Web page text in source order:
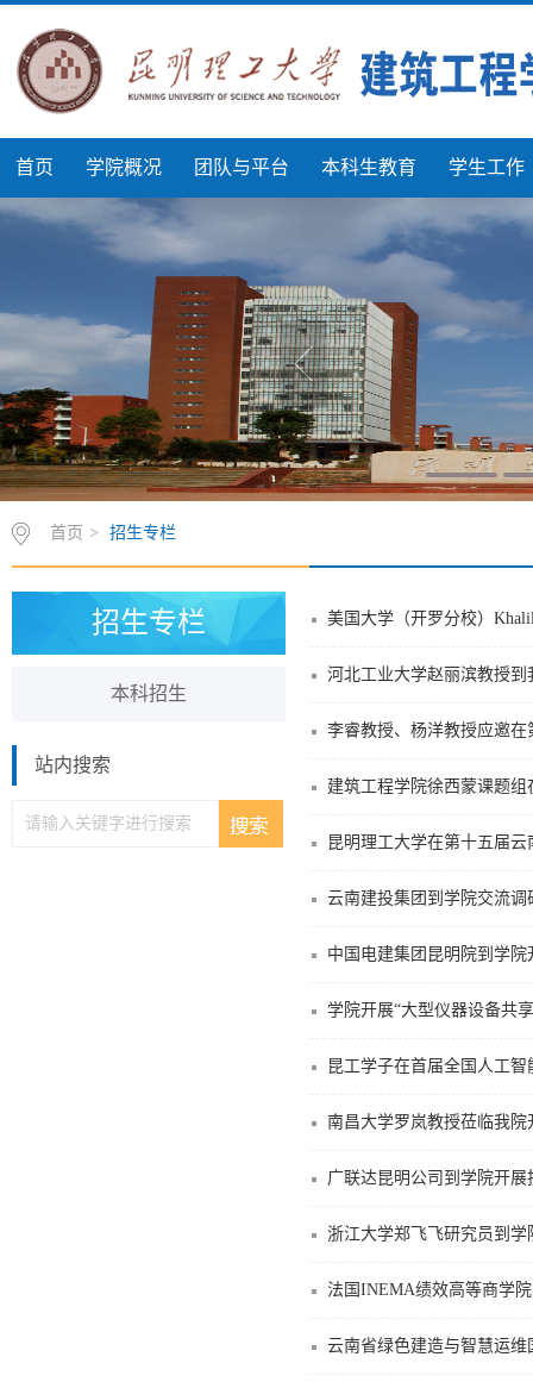
首页 学院概况 团队与平台 本科生教育 学生工作
首页 > 招生专栏
招生专栏
本科招生
站内搜索
美国大学（开罗分校）
河北工业大学赵丽滨教授到
建筑工程学院徐西蒙课题
昆明理工大学在第十五届
云南建投集团到学院交流调
中国电建集团昆明院到学院
学院开展“大型仪器设备共
昆工学子在首届全国人工
南昌大学罗岚教授莅临我院
广联达昆明公司到学院开
浙江大学郑飞飞研究员到学
法国INEMA绩效高等商学
云南省绿色建造与智慧运